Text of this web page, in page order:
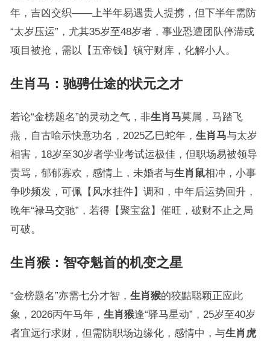
年，吉凶交织——上半年易遇贵人提携，但下半年需防
“太岁压运”，尤其35岁至48岁者，事业恐遭团队停滞或
项目被抢，需以【五帝钱】镇守财库，化解小人。
生肖马：驰骋仕途的状元之才
若论“金榜题名”的灵动之气，非生肖马莫属，马踏飞
燕，自古喻示快意功名，2025乙巳蛇年， 生肖马与太岁
相害，18岁至30岁者学业考试运极佳，但职场易被领导
责骂，郁郁寡欢，感情上，未婚者与生肖鼠相冲，小事
争吵频发，可佩【风水挂件】调和，中年后运势回升，
晚年“禄马交驰”，若得【聚宝盆】催旺，破财不止之局
可破。
生肖猴：智夺魁首的机变之星
“金榜题名”亦需七分才智， 生肖猴的狡黠聪颖正应此
象，2026丙午马年， 生肖猴逢“驿马星动”，25岁至40岁
者宜远行求财，但需防职场边缘化，感情中，与生肖虎